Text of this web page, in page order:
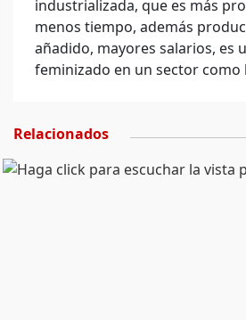
industrializada, que es más
menos tiempo, además
añadido, mayores salarios, es
feminizado en un sector como
Relacionados